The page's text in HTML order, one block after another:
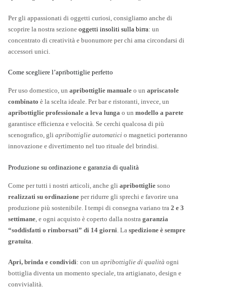
Per gli appassionati di oggetti curiosi, consigliamo anche di
scoprire la nostra sezione oggetti insoliti sulla birra: un
concentrato di creatività e buonumore per chi ama circondarsi di
accessori unici.
Come scegliere l’apribottiglie perfetto
Per uso domestico, un apribottiglie manuale o un apriscatole
combinato è la scelta ideale. Per bar e ristoranti, invece, un
apribottiglie professionale a leva lunga o un modello a parete
garantisce efficienza e velocità. Se cerchi qualcosa di più
scenografico, gli apribottiglie automatici o magnetici porteranno
innovazione e divertimento nel tuo rituale del brindisi.
Produzione su ordinazione e garanzia di qualità
Come per tutti i nostri articoli, anche gli apribottiglie sono
realizzati su ordinazione per ridurre gli sprechi e favorire una
produzione più sostenibile. I tempi di consegna variano tra 2 e 3
settimane , e ogni acquisto è coperto dalla nostra garanzia
“soddisfatti o rimborsati” di 14 giorni . La spedizione è sempre
gratuita
Apri, brinda e condividi: con un apribottiglie di qualità ogni
bottiglia diventa un momento speciale, tra artigianato, design e
convivialità.